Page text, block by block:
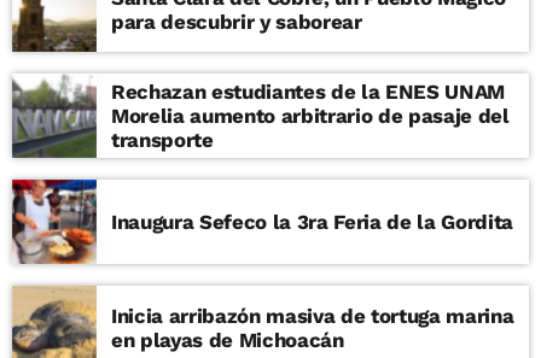
para descubrir y saborear
Rechazan estudiantes de la ENES UNAM
Morelia aumento arbitrario de pasaje del
transporte
Inaugura Sefeco la 3ra Feria de la Gordita
Inicia arribazón masiva de tortuga marina
en playas de Michoacán